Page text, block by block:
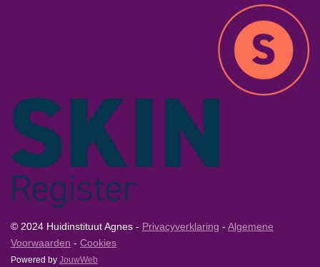
© 2024 Huidinstituut Agnes - Privacyverklaring - Algemene
Voorwaarden - Cookies
Powered by JouwWeb